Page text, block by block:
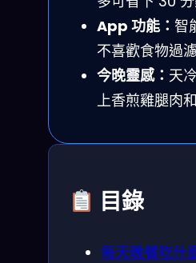
App 功能： 智
不喜歡食物過
今晚靈感： 天
上香煎雞腿肉
目錄
每天晚餐吃什